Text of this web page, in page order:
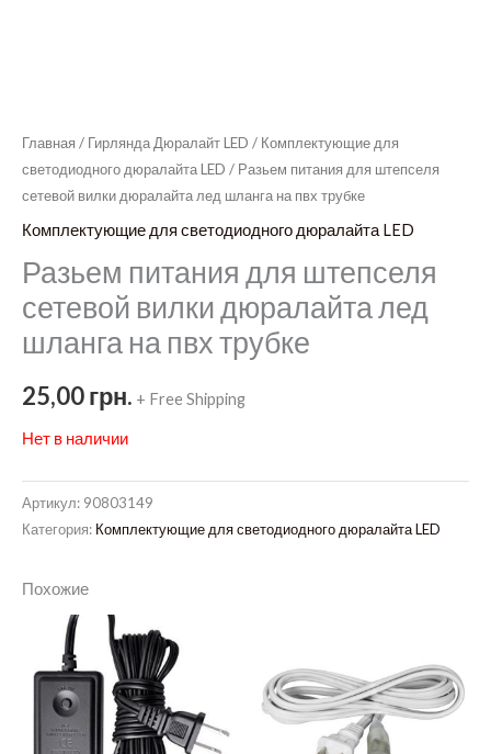
Главная / Гирлянда Дюралайт LED / Комплектующие для
светодиодного дюралайта LED / Разьем питания для штепселя
сетевой вилки дюралайта лед шланга на пвх трубке
Комплектующие для светодиодного дюралайта LED
Разьем питания для штепселя
сетевой вилки дюралайта лед
шланга на пвх трубке
25,00грн. + Free Shipping
Нет в наличии
Артикул: 90803149
Категория: Комплектующие для светодиодного дюралайта LED
Похожие